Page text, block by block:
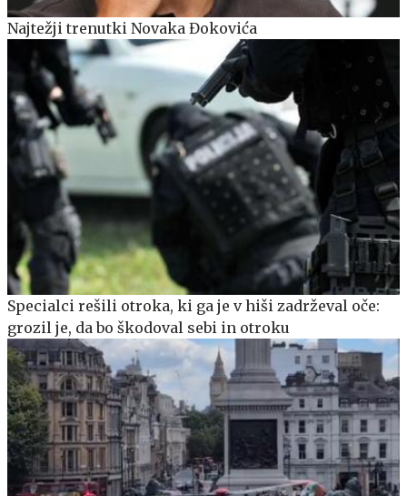
Najtežji trenutki Novaka Đokovića
Specialci rešili otroka, ki ga je v hiši zadrževal oče:
grozil je, da bo škodoval sebi in otroku